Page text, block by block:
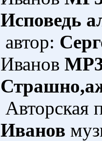
Исповедь
автор:
Иванов
Авторская
Иванов